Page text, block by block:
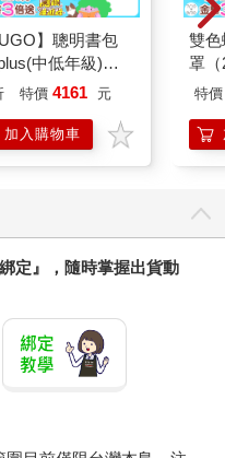
】聰明書包
中低年級)酷
新進化玩美上市
特價 4161 元
加入購物車
雙
罩（
特價
定』，隨時掌握出貨動